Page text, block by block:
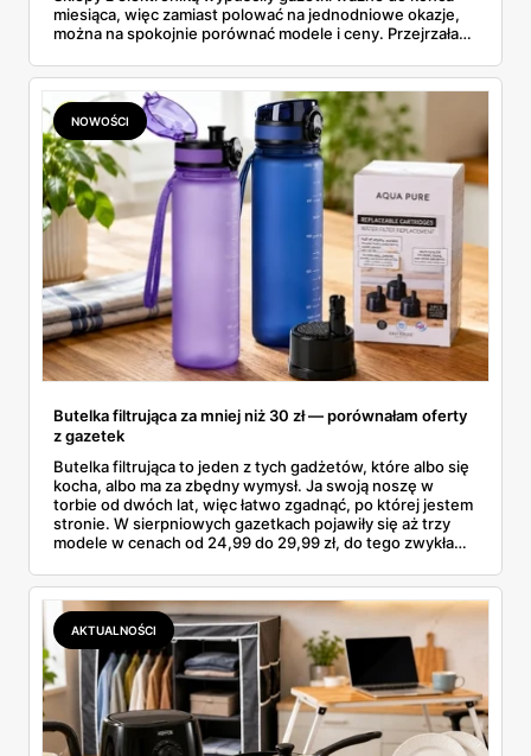
miesiąca, więc zamiast polować na jednodniowe okazje,
można na spokojnie porównać modele i ceny. Przejrzałam
znalazłam, z cenami i terminami.
NOWOŚCI
Butelka filtrująca za mniej niż 30 zł — porównałam oferty
z gazetek
Butelka filtrująca to jeden z tych gadżetów, które albo się
kocha, albo ma za zbędny wymysł. Ja swoją noszę w
torbie od dwóch lat, więc łatwo zgadnąć, po której jestem
stronie. W sierpniowych gazetkach pojawiły się aż trzy
modele w cenach od 24,99 do 29,99 zł, do tego zwykła
wszystkie oferty i policzyłam, kiedy taki zakup faktycznie
się opłaca.
AKTUALNOŚCI